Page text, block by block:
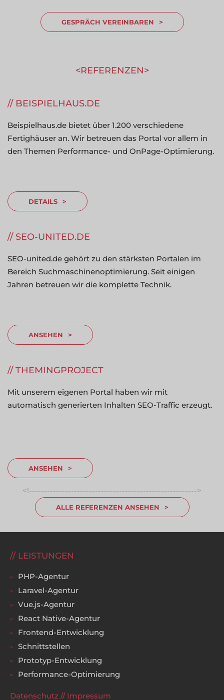
GESPRÄCH VEREINBAREN
REFERENZEN
BEISPIELHAUS.DE
Beispielhaus.de bietet über 1.200 verschiedene
Fertighäuser an. Wir betreuen das Portal vor allem in
den Themen Performance- und OnPage-Optimierung.
DETAILS
SEO-UNITED.DE
SEO-united.de gehört zu den stärksten Portalen im
Bereich Suchmaschinenoptimierung. Seit einigen
Jahren betreuen wir die komplette Technik.
ANSEHEN
THEMINGPROJECT
Mit unserem eigenen Portal haben wir mit
automatisch generierten Inhalten SEO-Traffic erzeugt.
ANSEHEN
<! >
ALLE REFERENZEN ANSEHEN
LEISTUNGEN
PHP-Agentur
Laravel-Agentur
Vue.js-Agentur
React Native-Agentur
Frontend-Entwicklung
Schnittstellen
Prototyp-Entwicklung
Performance-Optimierung
Datenschutz // Impressum